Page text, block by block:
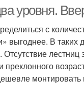
уровня.
с
выгоднее. В
Отсутствие
преклонного